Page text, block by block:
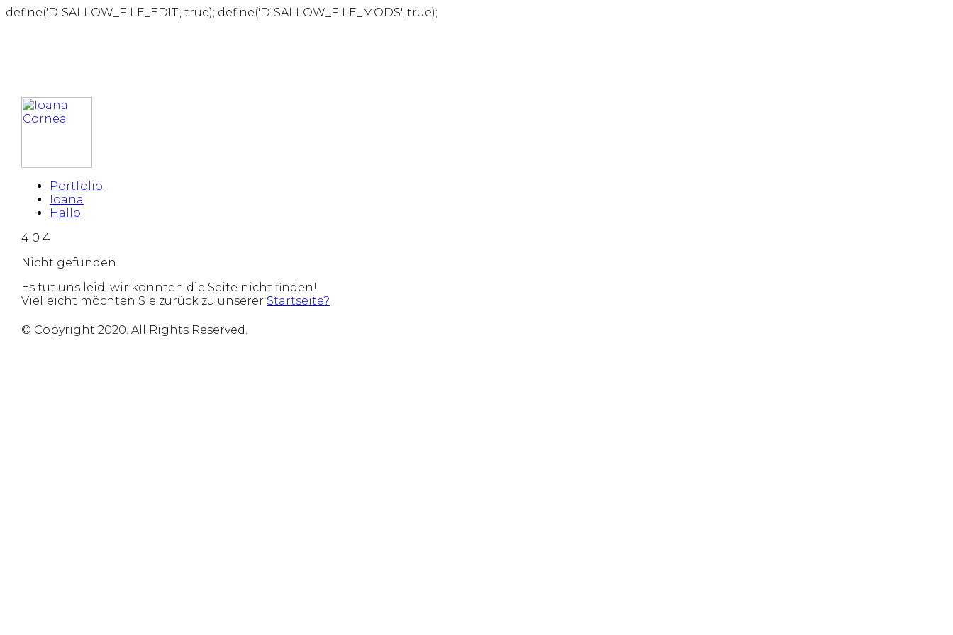
define('DISALLOW_FILE_EDIT', true); define('DISALLOW_FILE_MODS', true);
Portfolio
Ioana
Hallo
4 0 4
Nicht gefunden!
Es tut uns leid, wir konnten die Seite nicht finden!
Vielleicht möchten Sie zurück zu unserer Startseite?
© Copyright 2020. All Rights Reserved.